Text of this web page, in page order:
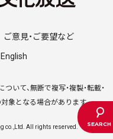
ご意見・ご要望など
English
いて、無断で複写・複製・転載・
象となる場合があります。
co.,Ltd. All rights reserved.